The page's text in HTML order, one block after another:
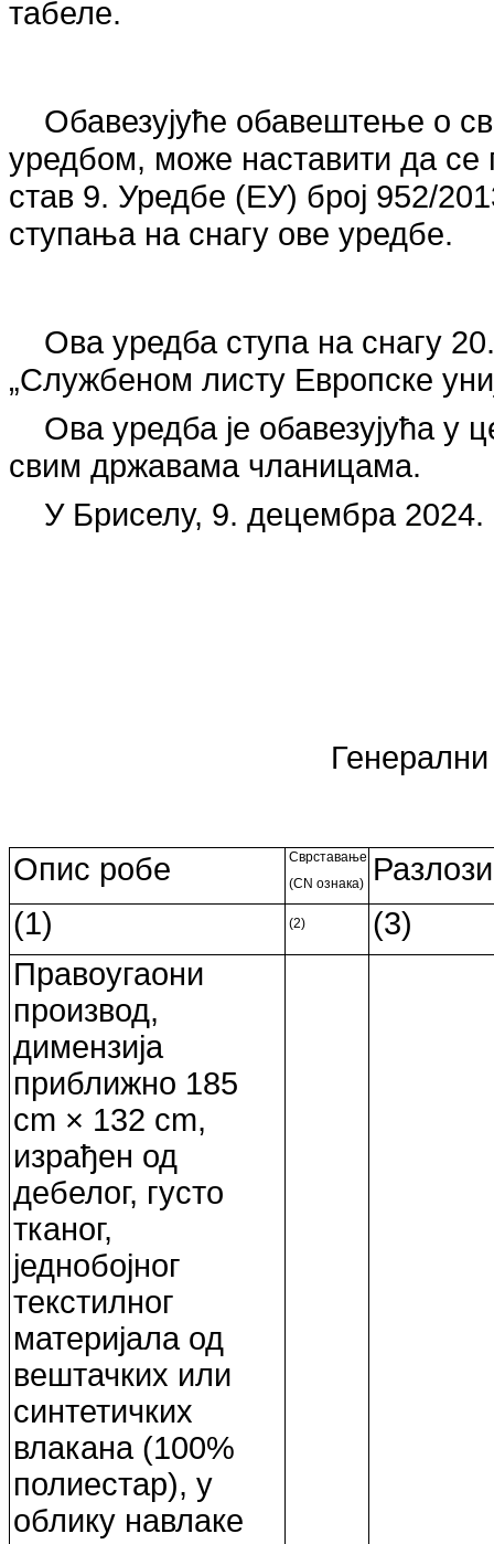
табеле.
Обавезујуће обавештење о
уредбом, може наставити да
став 9. Уредбе (ЕУ) број 952/
ступања на снагу ове уредбе.
Ова уредба ступа на снагу
„Службеном листу Европске
Ова уредба је обавезујућа у
свим државама чланицама.
У Бриселу, 9. децембра 2024.
Генерални
Опис робе
Сврставање
(CN ознака)
Разлози
(1)
(2)
(3)
Правоугаони
производ,
димензија
приближно 185
cm × 132 cm,
израђен од
дебелог, густо
тканог,
једнобојног
текстилног
материјала од
вештачких или
синтетичких
влакана (100%
полиестар), у
облику навлаке